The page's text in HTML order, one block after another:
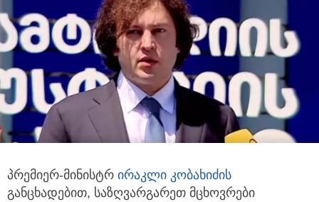
პრემიერ-მინისტრ ირაკლი კობახიძის
განცხადებით, საზღვარგარეთ მცხოვრები